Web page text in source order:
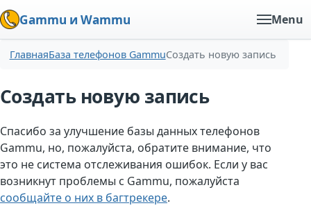
Gammu и Wammu Menu
ГлавнаяБаза телефонов GammuСоздать новую запись
Создать новую запись
Спасибо за улучшение базы данных телефонов
Gammu, но, пожалуйста, обратите внимание, что
это не система отслеживания ошибок. Если у вас
возникнут проблемы с Gammu, пожалуйста
сообщайте о них в багтрекере.